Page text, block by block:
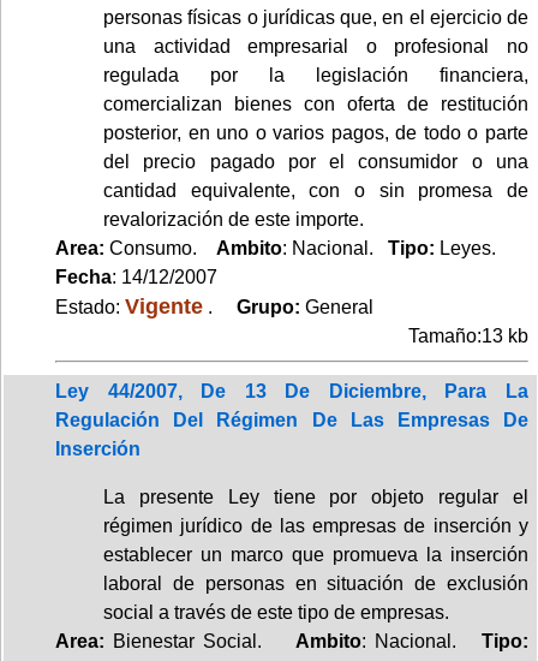
personas físicas o jurídicas que, en el ejercicio de
una actividad empresarial o profesional no
regulada por la legislación financiera,
comercializan bienes con oferta de restitución
posterior, en uno o varios pagos, de todo o parte
del precio pagado por el consumidor o una
cantidad equivalente, con o sin promesa de
revalorización de este importe.
Area: Consumo. Ambito: Nacional. Tipo: Leyes.
Fecha: 14/12/2007
Estado: Vigente . Grupo: General
Tamaño:13 kb
Ley 44/2007, De 13 De Diciembre, Para La
Regulación Del Régimen De Las Empresas De
Inserción
La presente Ley tiene por objeto regular el
régimen jurídico de las empresas de inserción y
establecer un marco que promueva la inserción
laboral de personas en situación de exclusión
social a través de este tipo de empresas.
Area: Bienestar Social. Ambito: Nacional. Tipo: